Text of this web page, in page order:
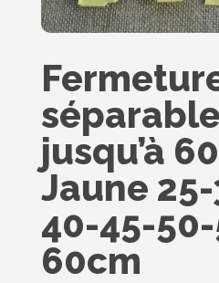
jusqu’à
Jaune
40-45-
60cm